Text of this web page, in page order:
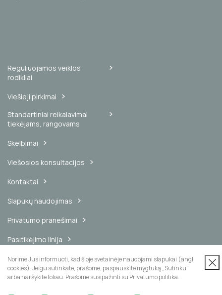
Reguliuojamos veiklos
rodikliai
Viešieji pirkimai
Standartiniai reikalavimai
tiekėjams, rangovams
Skelbimai
Viešosios konsultacijos
Kontaktai
Slapukų naudojimas
Privatumo pranešimai
Pasitikėjimo linija
Vidinis pranešimų kanalas
Norime Jus informuoti, kad šioje svetainėje naudojami slapukai (angl.
cookies). Jeigu sutinkate, prašome, paspauskite mygtuką „Sutinku“
arba naršykite toliau. Prašome susipažinti su Privatumo politika.